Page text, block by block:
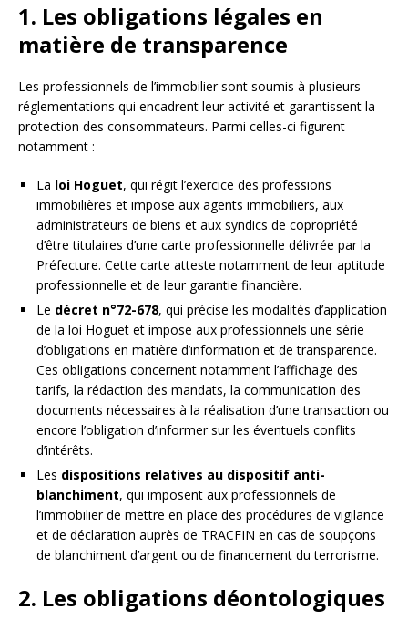
1. Les obligations légales en
matière de transparence
Les professionnels de l’immobilier sont soumis à plusieurs
réglementations qui encadrent leur activité et garantissent la
protection des consommateurs. Parmi celles-ci figurent
notamment :
La loi Hoguet, qui régit l’exercice des professions
immobilières et impose aux agents immobiliers, aux
administrateurs de biens et aux syndics de copropriété
d’être titulaires d’une carte professionnelle délivrée par la
Préfecture. Cette carte atteste notamment de leur aptitude
professionnelle et de leur garantie financière.
Le décret n°72-678, qui précise les modalités d’application
de la loi Hoguet et impose aux professionnels une série
d’obligations en matière d’information et de transparence.
Ces obligations concernent notamment l’affichage des
tarifs, la rédaction des mandats, la communication des
documents nécessaires à la réalisation d’une transaction ou
encore l’obligation d’informer sur les éventuels conflits
d’intérêts.
Les dispositions relatives au dispositif anti-
blanchiment, qui imposent aux professionnels de
l’immobilier de mettre en place des procédures de vigilance
et de déclaration auprès de TRACFIN en cas de soupçons
de blanchiment d’argent ou de financement du terrorisme.
2. Les obligations déontologiques